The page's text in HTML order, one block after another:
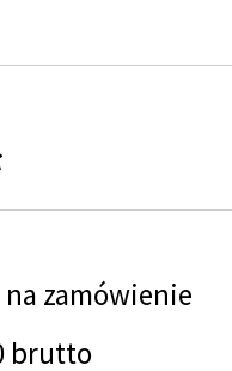
zamówienie
brutto